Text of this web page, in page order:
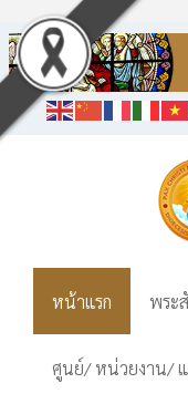
หน้าแรก พระ
ศูนย์/ หน่วยงาน/